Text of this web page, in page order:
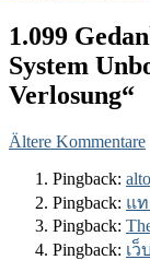
1.099
System
Verlosung“
Kommentar-
Navigation
Ältere Kommentare
Pingback:
Pingback: แ
Pingback:
Pingback: เว็